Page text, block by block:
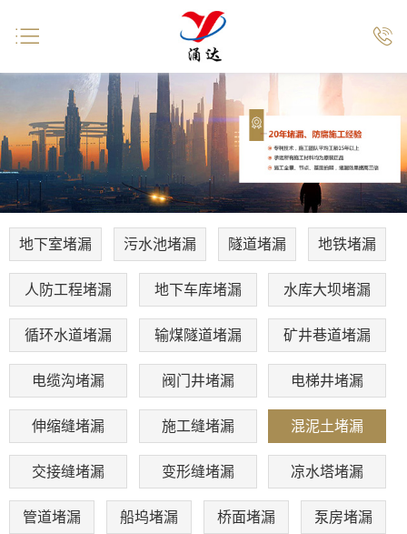
地下室堵漏 污水池堵漏 隧道堵漏 地铁堵漏
人防工程堵漏 地下车库堵漏 水库大坝堵漏
循环水道堵漏 输煤隧道堵漏 矿井巷道堵漏
电缆沟堵漏 阀门井堵漏 电梯井堵漏
伸缩缝堵漏 施工缝堵漏 混泥土堵漏
交接缝堵漏 变形缝堵漏 凉水塔堵漏
管道堵漏 船坞堵漏 桥面堵漏 泵房堵漏
 